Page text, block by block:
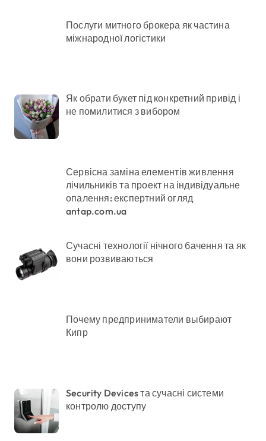
Послуги митного брокера як частина
міжнародної логістики
Як обрати букет під конкретний привід і
не помилитися з вибором
Сервісна заміна елементів живлення
лічильників та проект на індивідуальне
опалення: експертний огляд
antap.com.ua
Сучасні технології нічного бачення та як
вони розвиваються
Почему предприниматели выбирают
Кипр
Security Devices та сучасні системи
контролю доступу